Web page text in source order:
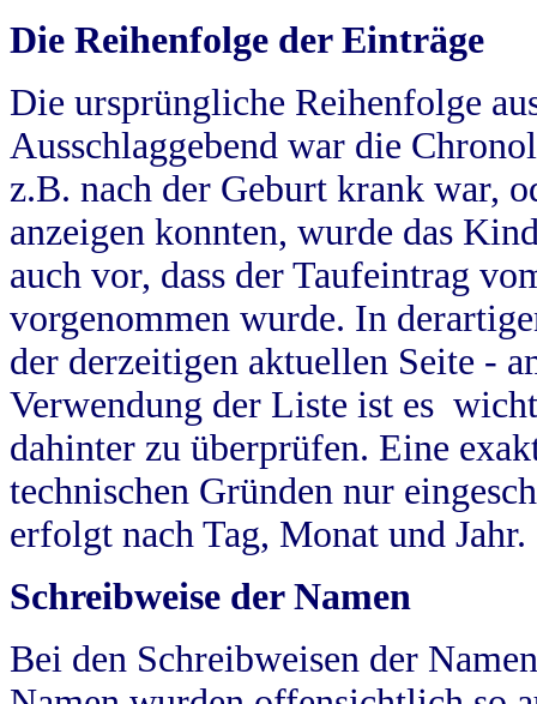
Die Reihenfolge der Einträge
Die ursprüngliche Reihenfolge
Ausschlaggebend war die
z.B. nach der Geburt krank war,
anzeigen konnten, wurde das
auch vor, dass der Taufeintrag
vorgenommen wurde. In
der derzeitigen aktuellen Seite -
Verwendung der Liste ist es
dahinter zu überprüfen. Eine
technischen Gründen nur
erfolgt nach Tag, Monat und Jahr.
Schreibweise der Namen
Bei den Schreibweisen der